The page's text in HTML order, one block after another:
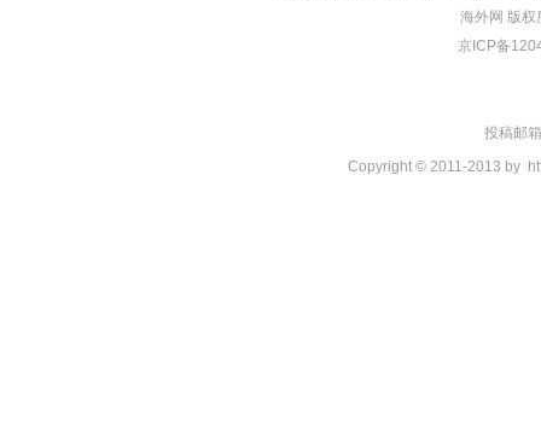
海外网 版权
京ICP备
投稿邮
Copyright © 2011-2013 by